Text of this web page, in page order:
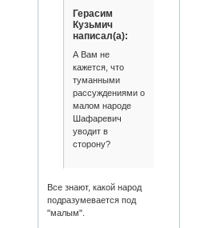
Герасим
Кузьмич
написал(а):
А Вам не
кажется, что
туманными
рассуждениями о
малом народе
Шафаревич
уводит в
сторону?
Все знают, какой народ
подразумевается под
"малым".